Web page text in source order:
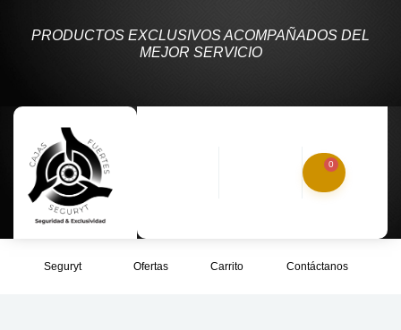
PRODUCTOS EXCLUSIVOS ACOMPAÑADOS DEL
MEJOR SERVICIO
0
Seguryt Ofertas Carrito Contáctanos